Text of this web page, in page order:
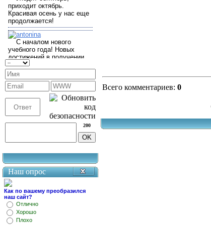
200
Наш опрос
Как по вашему преобразился
наш сайт?
Отлично
Хорошо
Плохо
Всего комментариев: 0